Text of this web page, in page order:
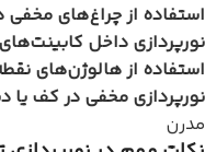
استفاده از چراغ‌های مخفی
نورپردازی داخل
استفاده از هالوژن‌های
نورپردازی مخفی در کف یا
مدرن